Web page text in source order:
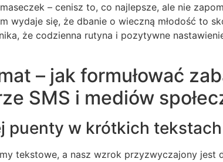
– cenisz to, co najlepsze, ale nie
wydaje się, że dbanie o wieczną młodość to
że codzienna rutyna i pozytywne
– jak formułować
SMS i mediów
puenty w krótkich tekstach
tekstowe, a nasz wzrok przyzwyczajony jest